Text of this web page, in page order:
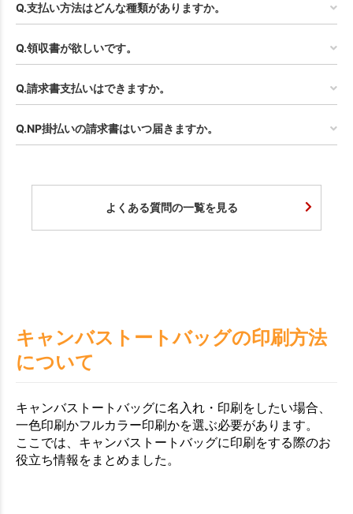
Q.支払い方法はどんな種類がありますか。
Q.領収書が欲しいです。
Q.請求書支払いはできますか。
Q.NP掛払いの請求書はいつ届きますか。
よくある質問の一覧を見る
キャンバストートバッグの印刷方法
について
キャンバストートバッグに名入れ・印刷をしたい場合、
一色印刷かフルカラー印刷かを選ぶ必要があります。
ここでは、キャンバストートバッグに印刷をする際のお
役立ち情報をまとめました。